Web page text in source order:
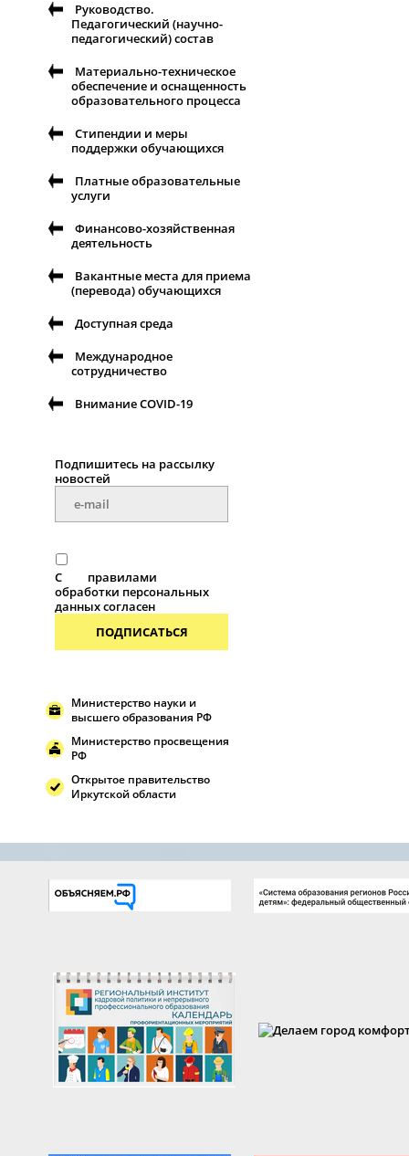
Руководство.
Педагогический (научно-
педагогический) состав
Материально-техническое
обеспечение и оснащенность
образовательного процесса
Стипендии и меры
поддержки обучающихся
Платные образовательные
услуги
Финансово-хозяйственная
деятельность
Вакантные места для приема
(перевода) обучающихся
Доступная среда
Международное
сотрудничество
Внимание COVID-19
Подпишитесь на рассылку
новостей
С
правилами
обработки персональных
данных согласен
ПОДПИСАТЬСЯ
Министерство науки и
высшего образования РФ
Министерство просвещения
РФ
Открытое правительство
Иркутской области